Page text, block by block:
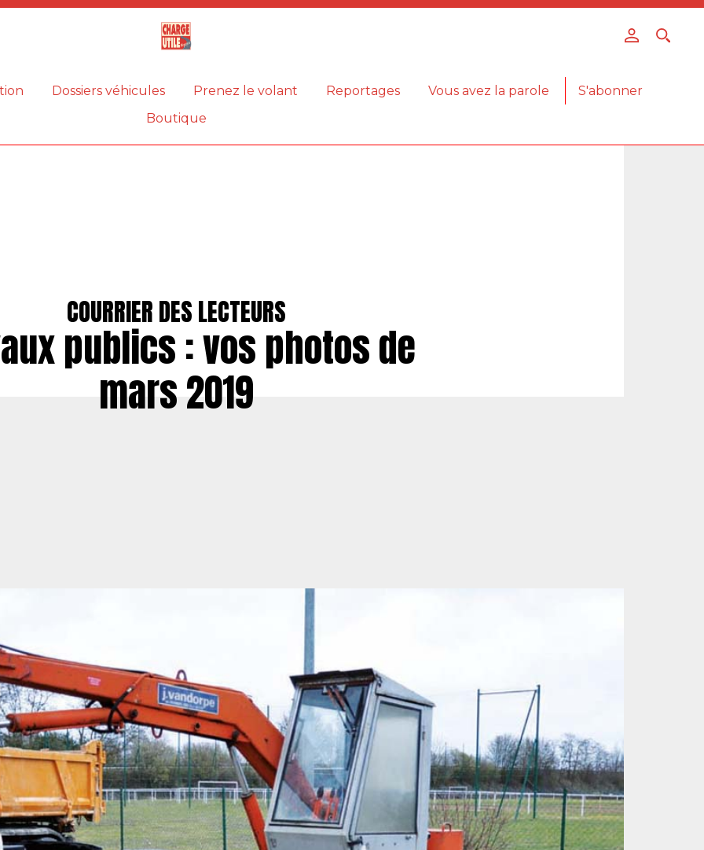
Dossiers véhicules Prenez le volant Reportages Vous avez la parole
S'abonner
Boutique
COURRIER DES LECTEURS
publics : vos photos de
mars 2019